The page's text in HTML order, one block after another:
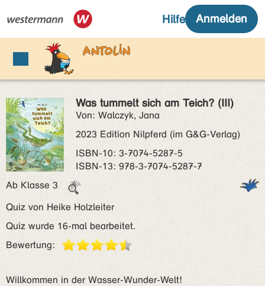
Was tummelt sich am Teich? (III)
Von: Walczyk, Jana
2023 Edition Nilpferd (im G&G-Verlag)
ISBN‑10: 3-7074-5287-5
ISBN‑13: 978-3-7074-5287-7
Ab Klasse 3
Quiz von Heike Holzleiter
Quiz wurde 16-mal bearbeitet.
Bewertung:
Willkommen in der Wasser-Wunder-Welt!